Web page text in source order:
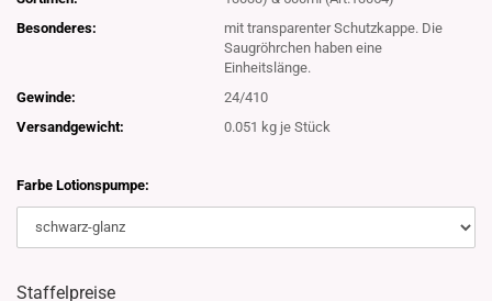
Besonderes:
mit transparenter Schutzkappe. Die
Saugröhrchen haben eine
Einheitslänge.
Gewinde:
24/410
Versandgewicht:
0.051 kg je Stück
Farbe Lotionspumpe:
Staffelpreise